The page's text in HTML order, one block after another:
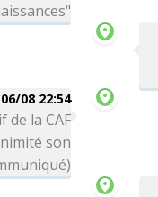
06/08 22:54
de la CAF
son